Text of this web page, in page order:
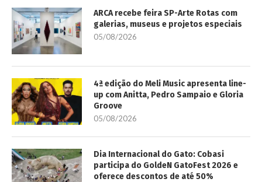
ARCA recebe feira SP-Arte Rotas com
galerias, museus e projetos especiais
05/08/2026
4ª edição do Meli Music apresenta line-
up com Anitta, Pedro Sampaio e Gloria
Groove
05/08/2026
Dia Internacional do Gato: Cobasi
participa do GoldeN GatoFest 2026 e
oferece descontos de até 50%